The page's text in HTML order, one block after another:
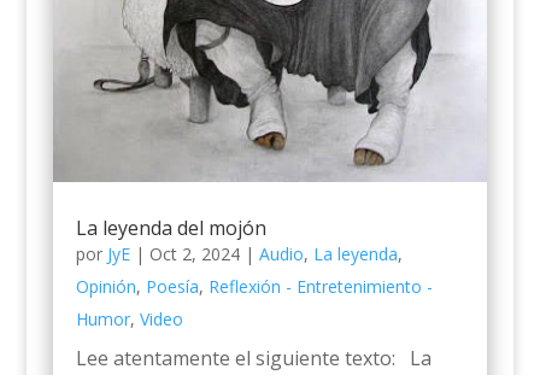
La leyenda del mojón
por JyE| Oct 2, 2024| Audio, La leyenda,
Opinión, Poesía, Reflexión - Entretenimiento -
Humor, Video
Lee atentamente el siguiente texto: La